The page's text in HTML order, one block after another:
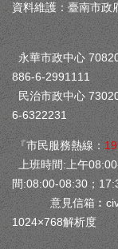
資料維護：臺南市政
永華市政中心
886-6-2991111
民治市政中心
6-6322231
『市民服務熱線：
上班時間:上午
間:08:00-08:30；
意見信箱︰
1024×768解析度